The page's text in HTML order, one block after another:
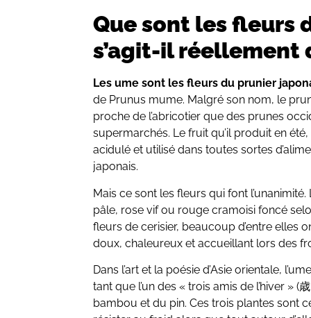
Que sont les fleurs
s’agit-il réellement
Les ume sont les fleurs du prunier
de Prunus mume. Malgré son nom, le
proche de l’abricotier que des prunes
supermarchés. Le fruit qu’il produit en
acidulé et utilisé dans toutes sortes
japonais.
Mais ce sont les fleurs qui font
pâle, rose vif ou rouge cramoisi foncé
fleurs de cerisier, beaucoup d’entre elles
doux, chaleureux et accueillant lors des
Dans l’art et la poésie d’Asie orientale,
tant que l’un des « trois amis de l’hiver » (
bambou et du pin. Ces trois plantes sont